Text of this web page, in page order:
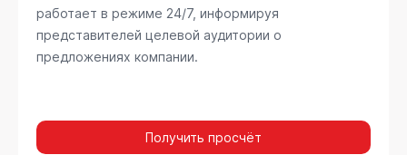
работает в режиме 24/7, информируя
представителей целевой аудитории о
предложениях компании.
Получить просчёт